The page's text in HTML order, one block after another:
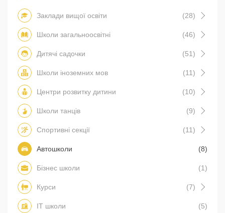
Заклади вищої освіти (28)
Школи загальноосвітні (46)
Дитячі садочки (51)
Школи іноземних мов (11)
Центри розвитку дитини (10)
Школи танців (9)
Спортивні секції (11)
Автошколи (8)
Бізнес школи (1)
Курси (7)
IT школи (5)